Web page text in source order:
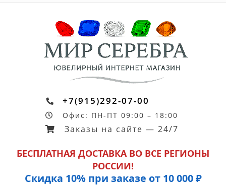
+7(915)292-07-00
Офис: ПН-ПТ 09:00 – 18:00
Заказы на сайте — 24/7
БЕСПЛАТНАЯ ДОСТАВКА ВО ВСЕ РЕГИОНЫ
РОССИИ!
Скидка 10% при заказе от 10 000 ₽